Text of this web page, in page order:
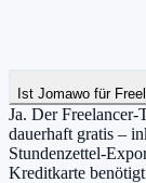
Ist Jomawo für
Ja. Der
dauerhaft gratis –
Stundenzettel-
Kreditkarte